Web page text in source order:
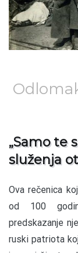
„Samo te
služenja
Ova rečenica
od 100
predskazanje
ruski patriota